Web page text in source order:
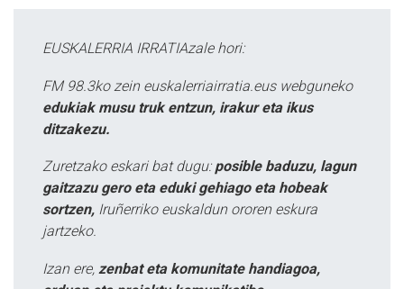
EUSKALERRIA IRRATIAzale hori:
FM 98.3ko zein euskalerriairratia.eus webguneko
edukiak musu truk entzun, irakur eta ikus
ditzakezu.
Zuretzako eskari bat dugu: posible baduzu, lagun
gaitzazu gero eta eduki gehiago eta hobeak
sortzen, Iruñerriko euskaldun ororen eskura
jartzeko.
Izan ere, zenbat eta komunitate handiagoa,